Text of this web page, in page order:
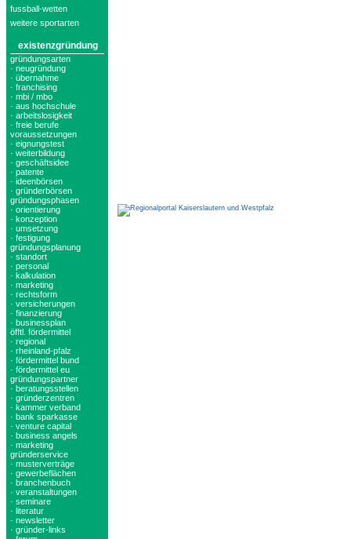
fussball-wetten
weitere sportarten
existenzgründung
gründungsarten
· neugründung
· übernahme
· franchising
· mbi / mbo
· aus hochschule
· arbeitslosigkeit
· freie berufe
voraussetzungen
· eignungstest
· weiterbildung
· geschäftsidee
· patente
· ideenbörsen
· gründerbörsen
gründungsphasen
· orientierung
· konzeption
· umsetzung
· festigung
gründungsplanung
· standort
· personal
· kalkulation
· marketing
· rechtsform
· versicherungen
· finanzierung
· businessplan
öfftl. fördermittel
· regional
· rheinland-pfalz
· fördermittel bund
· fördermittel eu
gründungspartner
· beratungsstellen
· gründerzentren
· kammer verband
· bank sparkasse
· venture capital
· business angels
· marketing
gründerservice
· musterverträge
· gewerbeflächen
· branchenbuch
· veranstaltungen
· seminare
· literatur
· newsletter
· gründer-links